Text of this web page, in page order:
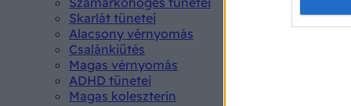
Skarlát tünetei
Alacsony vérnyomás
Csalánkiütés
Magas vérnyomás
ADHD tünetei
Magas koleszterin